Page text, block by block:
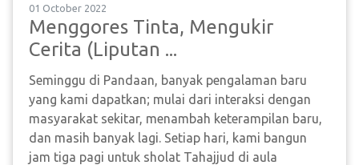
01 October 2022
Menggores Tinta, Mengukir
Cerita (Liputan ...
Seminggu di Pandaan, banyak pengalaman baru
yang kami dapatkan; mulai dari interaksi dengan
masyarakat sekitar, menambah keterampilan baru,
dan masih banyak lagi. Setiap hari, kami bangun
jam tiga pagi untuk sholat Tahajjud di aula